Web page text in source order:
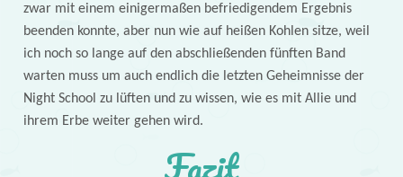
zwar mit einem einigermaßen befriedigendem Ergebnis
beenden konnte, aber nun wie auf heißen Kohlen sitze, weil
ich noch so lange auf den abschließenden fünften Band
warten muss um auch endlich die letzten Geheimnisse der
Night School zu lüften und zu wissen, wie es mit Allie und
ihrem Erbe weiter gehen wird.